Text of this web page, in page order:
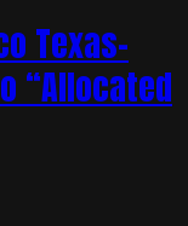
Texas-
“Allocated